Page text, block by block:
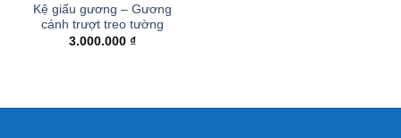
Kệ giấu gương – Gương
cánh trượt treo tường
3.000.000 ₫